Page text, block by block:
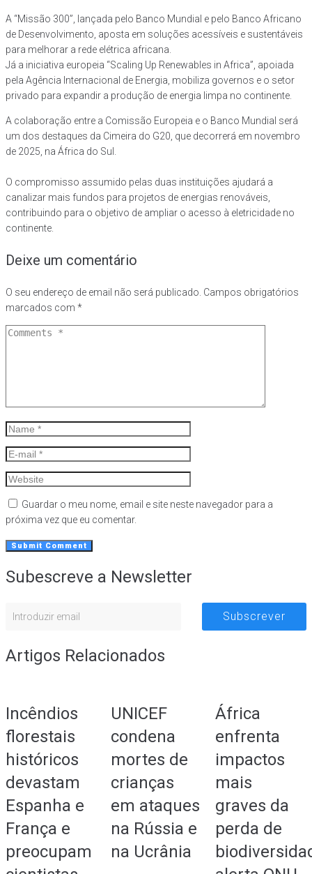
A “Missão 300”, lançada pelo Banco Mundial e pelo Banco Africano
de Desenvolvimento, aposta em soluções acessíveis e sustentáveis
para melhorar a rede elétrica africana.
Já a iniciativa europeia “Scaling Up Renewables in Africa”, apoiada
pela Agência Internacional de Energia, mobiliza governos e o setor
privado para expandir a produção de energia limpa no continente.
A colaboração entre a Comissão Europeia e o Banco Mundial será
um dos destaques da Cimeira do G20, que decorrerá em novembro
de 2025, na África do Sul.
O compromisso assumido pelas duas instituições ajudará a
canalizar mais fundos para projetos de energias renováveis,
contribuindo para o objetivo de ampliar o acesso à eletricidade no
continente.
Deixe um comentário
O seu endereço de email não será publicado. Campos obrigatórios
marcados com *
Guardar o meu nome, email e site neste navegador para a
próxima vez que eu comentar.
Subescreve a Newsletter
Subscrever
Artigos Relacionados
Incêndios
florestais
históricos
devastam
Espanha e
França e
preocupam
UNICEF
condena
mortes de
crianças
em ataques
na Rússia e
na Ucrânia
África
enfrenta
impactos
mais
graves da
perda de